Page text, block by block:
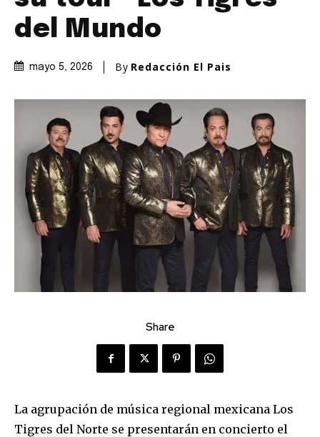
del Mundo
mayo 5, 2026 By Redacción El Pais
Share
La agrupación de música regional mexicana Los
Tigres del Norte se presentarán en concierto el